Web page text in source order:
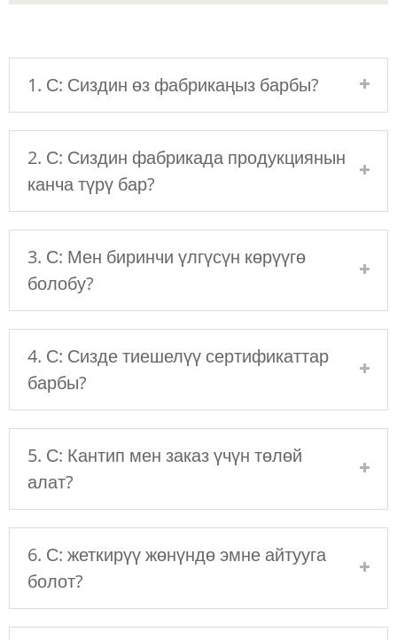
1. С: Сиздин өз фабрикаңыз барбы?
2. С: Сиздин фабрикада продукциянын
канча түрү бар?
3. С: Мен биринчи үлгүсүн көрүүгө
болобу?
4. С: Сизде тиешелүү сертификаттар
барбы?
5. С: Кантип мен заказ үчүн төлөй
алат?
6. С: жеткирүү жөнүндө эмне айтууга
болот?